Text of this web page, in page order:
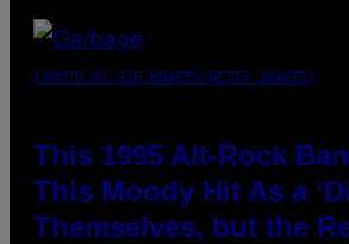
(PHOTO BY GIE KNAEPS/GETTY IMAGES)
This 1995 Alt-Rock
This Moody Hit As a
Themselves, but the